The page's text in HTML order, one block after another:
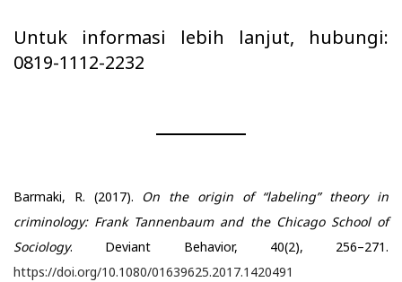
Untuk informasi lebih lanjut, hubungi:
0819-1112-2232
Barmaki, R. (2017). On the origin of “labeling” theory in
criminology: Frank Tannenbaum and the Chicago School of
Sociology. Deviant Behavior, 40(2), 256–271.
https://doi.org/10.1080/01639625.2017.1420491